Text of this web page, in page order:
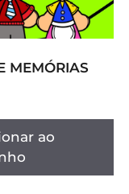
MEMÓRIAS
ao